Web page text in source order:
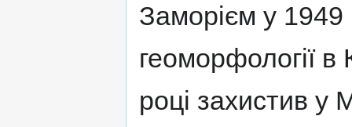
Заморієм у 1949
геоморфології в
році захистив у